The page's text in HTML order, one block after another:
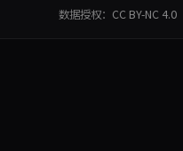
数据授权： CC BY-NC 4.0